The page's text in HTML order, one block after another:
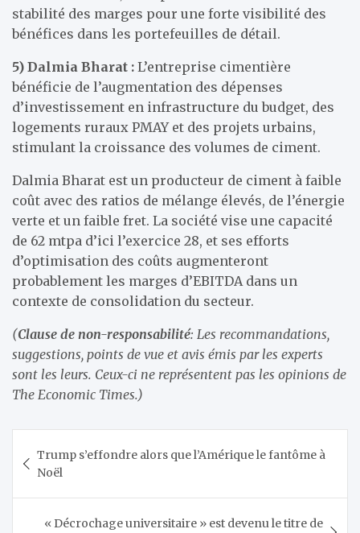
stabilité des marges pour une forte visibilité des
bénéfices dans les portefeuilles de détail.
5) Dalmia Bharat : L’entreprise cimentière
bénéficie de l’augmentation des dépenses
d’investissement en infrastructure du budget, des
logements ruraux PMAY et des projets urbains,
stimulant la croissance des volumes de ciment.
Dalmia Bharat est un producteur de ciment à faible
coût avec des ratios de mélange élevés, de l’énergie
verte et un faible fret. La société vise une capacité
de 62 mtpa d’ici l’exercice 28, et ses efforts
d’optimisation des coûts augmenteront
probablement les marges d’EBITDA dans un
contexte de consolidation du secteur.
(Clause de non-responsabilité: Les recommandations,
suggestions, points de vue et avis émis par les experts
sont les leurs. Ceux-ci ne représentent pas les opinions de
The Economic Times.)
de
l’article
Trump s’effondre alors que l’Amérique le fantôme à
Noël
« Décrochage universitaire » est devenu le titre de